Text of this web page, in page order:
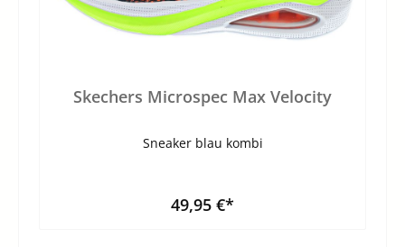
Skechers Microspec Max Velocity
Sneaker blau kombi
49,95 €*